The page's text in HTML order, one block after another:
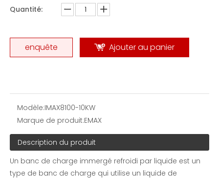
Quantité:
enquête Ajouter au panier
Modèle:IMAX8100-10KW
Marque de produit:EMAX
Description du produit
Un banc de charge immergé refroidi par liquide est un
type de banc de charge qui utilise un liquide de